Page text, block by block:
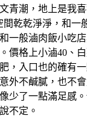
青潮，地上是我
間乾乾淨淨，和一
一般滷肉飯小吃
價格上小滷40、
，入口也的確有
外不鹹膩，也不
少了一點滿足感
不定。